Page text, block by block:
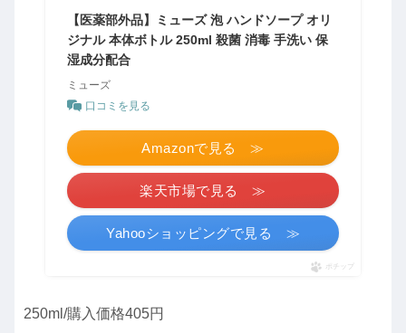
【医薬部外品】ミューズ 泡 ハンドソープ オリ
ジナル 本体ボトル 250ml 殺菌 消毒 手洗い 保
湿成分配合
ミューズ
口コミを見る
Amazonで見る ≫
楽天市場で見る ≫
Yahooショッピングで見る ≫
ポチップ
250ml/購入価格405円